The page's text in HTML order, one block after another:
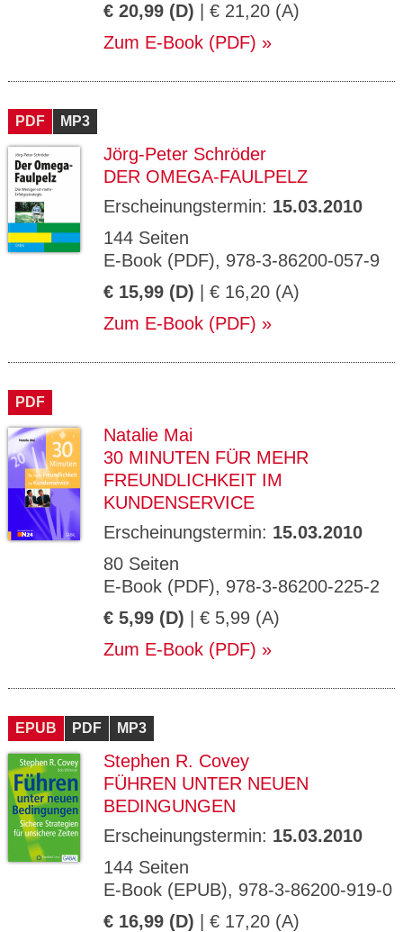
€ 20,99 (D) | € 21,20 (A)
Zum E-Book (PDF)
PDF MP3
Jörg-Peter Schröder
DER OMEGA-FAULPELZ
Erscheinungstermin: 15.03.2010
144 Seiten
E-Book (PDF), 978-3-86200-057-9
€ 15,99 (D) | € 16,20 (A)
Zum E-Book (PDF)
PDF
Natalie Mai
30 MINUTEN FÜR MEHR
FREUNDLICHKEIT IM
KUNDENSERVICE
Erscheinungstermin: 15.03.2010
80 Seiten
E-Book (PDF), 978-3-86200-225-2
€ 5,99 (D) | € 5,99 (A)
Zum E-Book (PDF)
EPUB PDF MP3
Stephen R. Covey
FÜHREN UNTER NEUEN
BEDINGUNGEN
Erscheinungstermin: 15.03.2010
144 Seiten
E-Book (EPUB), 978-3-86200-919-0
€ 16,99 (D) | € 17,20 (A)